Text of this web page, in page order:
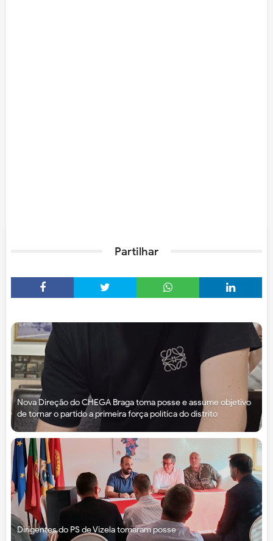
Partilhar
Nova Direção do CHEGA Braga toma posse e assume objetivo
de tornar o partido a primeira força política do distrito
Dirigentes do PS de Vizela tomaram posse